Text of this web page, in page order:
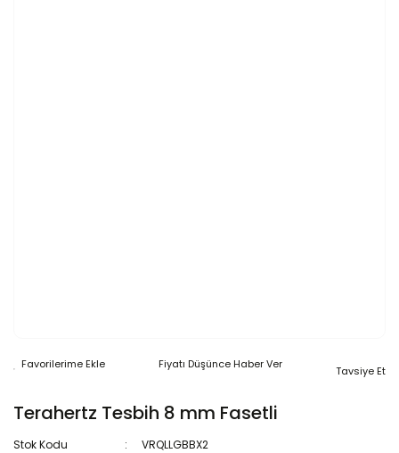
Fiyatı Düşünce Haber Ver Tavsiye Et
Terahertz Tesbih 8 mm Fasetli
Stok Kodu
VRQLLGBBX2